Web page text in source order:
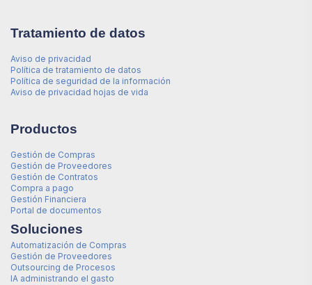
Tratamiento de datos
Aviso de privacidad
Política de tratamiento de datos
Política de seguridad de la información
Aviso de privacidad hojas de vida
Productos
Gestión de Compras
Gestión de Proveedores
Gestión de Contratos
Compra a pago
Gestión Financiera
Portal de documentos
Soluciones
Automatización de Compras
Gestión de Proveedores
Outsourcing de Procesos
IA administrando el gasto